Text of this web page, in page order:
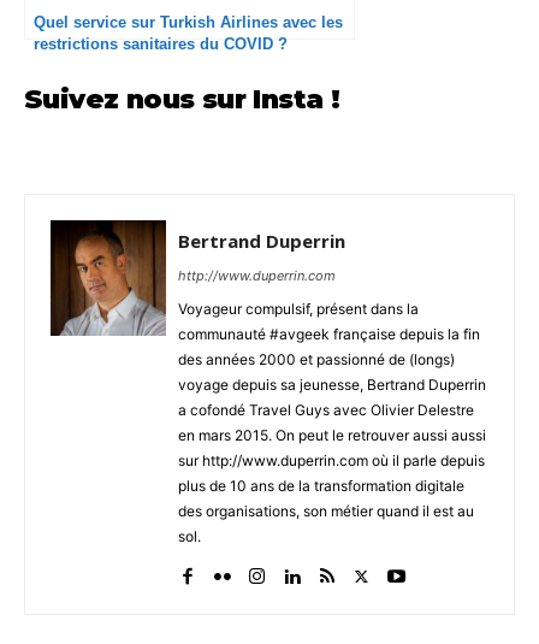
Quel service sur Turkish Airlines avec les
restrictions sanitaires du COVID ?
Suivez nous sur Insta !
Bertrand Duperrin
http://www.duperrin.com
Voyageur compulsif, présent dans la
communauté #avgeek française depuis la fin
des années 2000 et passionné de (longs)
voyage depuis sa jeunesse, Bertrand Duperrin
a cofondé Travel Guys avec Olivier Delestre
en mars 2015. On peut le retrouver aussi aussi
sur http://www.duperrin.com où il parle depuis
plus de 10 ans de la transformation digitale
des organisations, son métier quand il est au
sol.